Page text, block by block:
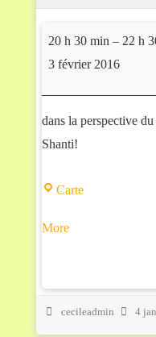
Découvrir la
20 h 30 min – 22 h
3 février 2016
dans la perspective
Shanti!
CarteLe Shanti
Moreabout {title}
cecileadmin 4